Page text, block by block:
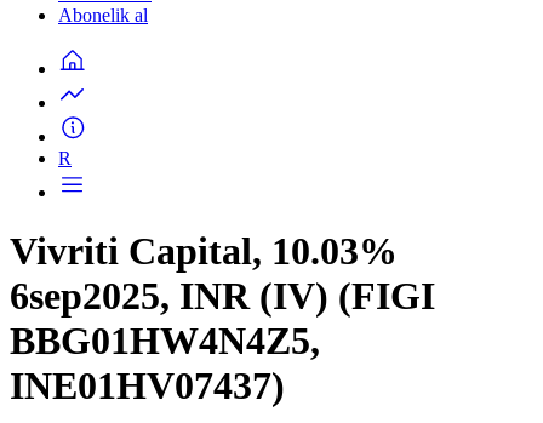
Abonelik al
R
Vivriti Capital, 10.03%
6sep2025, INR (IV) (FIGI
BBG01HW4N4Z5,
INE01HV07437)